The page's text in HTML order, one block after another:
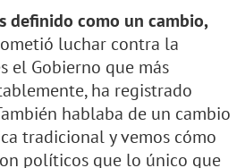
definido como un cambio,
luchar contra la
el Gobierno que más
ha registrado
hablaba de un cambio
tradicional y vemos cómo
políticos que lo único que